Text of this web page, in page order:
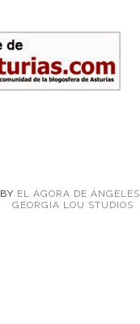
BY EL ÁGORA DE ÁNGELES
GEORGIA LOU STUDIOS